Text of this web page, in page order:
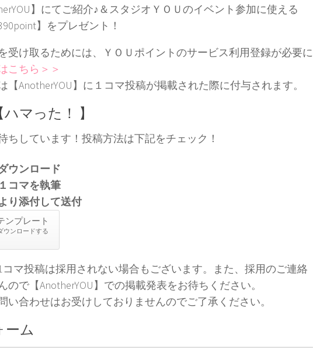
】にてご紹介♪＆スタジオＹＯＵのイベント参加に使える
】をプレゼント！
受け取るためには、ＹＯＵポイントのサービス利用登録が必要に
こちら＞＞
AnotherYOU】に１コマ投稿が掲載された際に付与されます。
マった！ 】
ちしています！投稿方法は下記をチェック！
ウンロード
コマを執筆
り添付して送付
ンプレート
ウンロードする
マ投稿は採用されない場合もございます。また、採用のご連絡
ので【AnotherYOU】での掲載発表をお待ちください。
合わせはお受けしておりませんのでご了承ください。
ーム